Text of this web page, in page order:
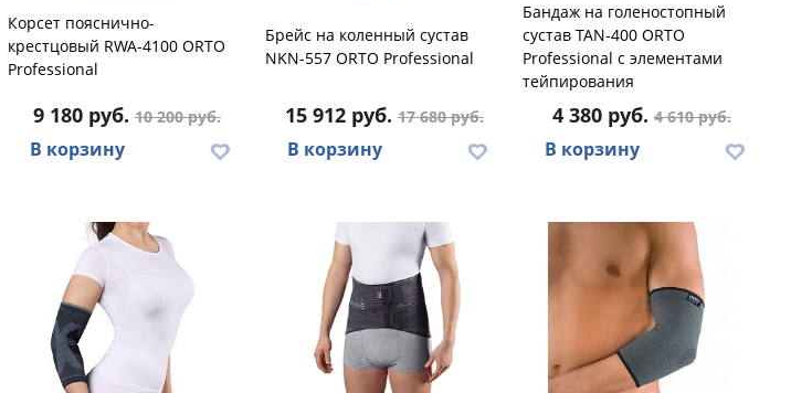
Корсет пояснично-
крестцовый RWA-4100 ORTO
Professional
9 180 руб. 10 200 руб.
В корзину
Брейс на коленный сустав
NKN-557 ORTO Professional
15 912 руб. 17 680 руб.
В корзину
Бандаж на голеностопный
сустав TAN-400 ORTO
Professional с элементами
тейпирования
4 380 руб. 4 610 руб.
В корзину